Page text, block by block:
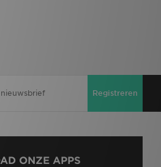
Registreren
ONZE APPS